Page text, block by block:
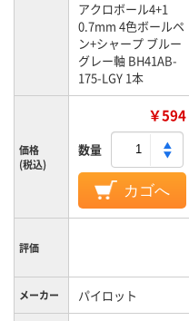
アクロボール4+1
0.7mm 4色ボールペ
ン+シャープ ブルー
グレー軸 BH41AB-
175-LGY 1本
価格
(税込)
￥594
数量
カゴへ
評価
メーカー パイロット